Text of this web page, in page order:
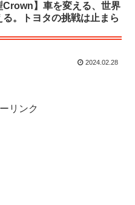
Crown】車を変える、世界
る。トヨタの挑戦は止まら
2024.02.28
リンク